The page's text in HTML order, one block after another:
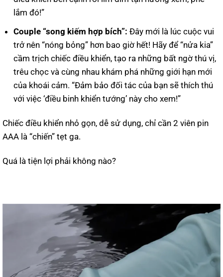
lắm đó!”
Couple “song kiếm hợp bích”: Đây mới là lúc cuộc vui
trở nên “nóng bỏng” hơn bao giờ hết! Hãy để “nửa kia”
cầm trịch chiếc điều khiển, tạo ra những bất ngờ thú vị,
trêu chọc và cùng nhau khám phá những giới hạn mới
của khoái cảm. “Đảm bảo đối tác của bạn sẽ thích thú
với việc ‘điều binh khiển tướng’ này cho xem!”
Chiếc điều khiển nhỏ gọn, dễ sử dụng, chỉ cần 2 viên pin
AAA là “chiến” tẹt ga.
Quá là tiện lợi phải không nào?